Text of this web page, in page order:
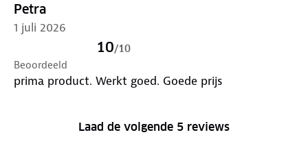
Petra
1 juli 2026
10/10
Beoordeeld
prima product. Werkt goed. Goede prijs
Laad de volgende 5 reviews